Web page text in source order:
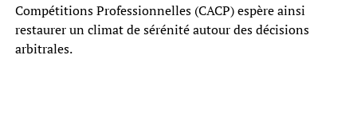
Compétitions Professionnelles (CACP) espère ainsi
restaurer un climat de sérénité autour des décisions
arbitrales.